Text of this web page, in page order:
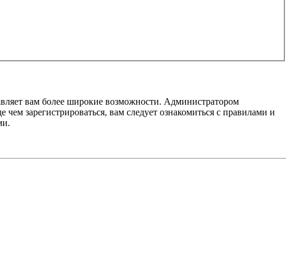
вам более широкие возможности. Администратором
зарегистрироваться, вам следует ознакомиться с правилами и